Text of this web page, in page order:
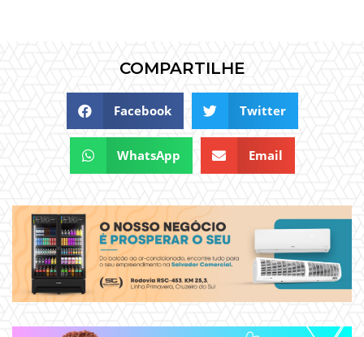
COMPARTILHE
Facebook Twitter
WhatsApp Email